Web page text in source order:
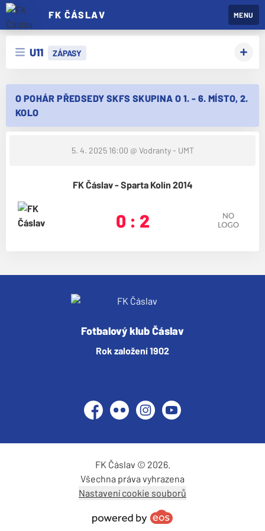
FK ČÁSLAV MENU
U11 ZÁPASY
O POHÁR PŘEDSEDY SKFS SKUPINA O 1. - 6. MÍSTO, 2.
KOLO
5. 4. 2025 16:00 @ Vodranty - UMT
FK Čáslav - Sparta Kolín 2014
0 : 2
Fotbalový klub Čáslav
Rok založení 1902
Facebook
Flickr InstagramYouTube
FK Čáslav © 2026.
Všechna práva vyhrazena
Nastavení cookie souborů